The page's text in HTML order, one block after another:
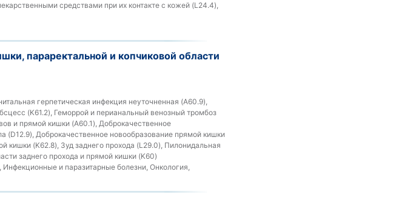
средствами при их контакте с кожей (L24.4),
параректальной и копчиковой области
герпетическая инфекция неуточненная (A60.9),
(K61.2), Геморрой и перианальный венозный тромбоз
и прямой кишки (A60.1), Доброкачественное
(D12.9), Доброкачественное новообразование прямой кишки
кишки (K62.8), Зуд заднего прохода (L29.0), Пилонидальная
заднего прохода и прямой кишки (K60)
Инфекционные и паразитарные болезни, Онкология,